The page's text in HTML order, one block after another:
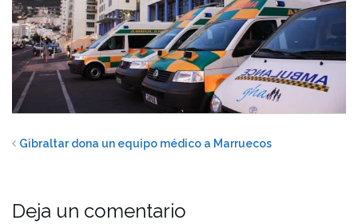
Gibraltar dona un equipo médico a Marruecos
Deja un comentario